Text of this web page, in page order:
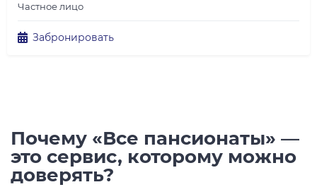
Частное лицо
Забронировать
Почему «Все пансионаты» —
это сервис, которому можно
доверять?